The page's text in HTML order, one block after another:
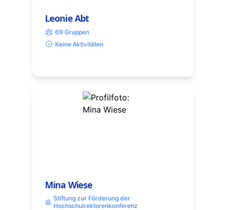
Leonie Abt
69 Gruppen
Keine Aktivitäten
Mina Wiese
Stiftung zur Förderung der
Hochschulrektorenkonferenz